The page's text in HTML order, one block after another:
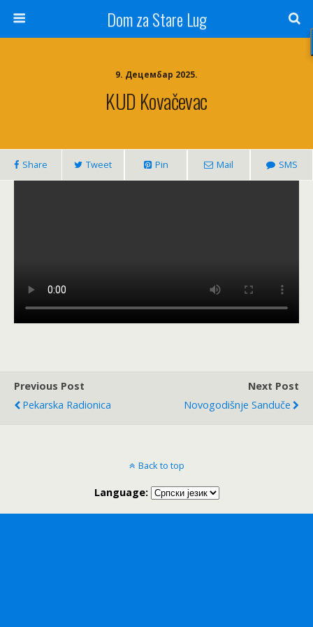
Dom za Stare Lug
9. Децембар 2025.
KUD Kovačevac
Share Tweet Pin Mail SMS
Previous Post
Pekarska Radionica
Next Post
Novogodišnje Sanduče
Back to top
Language: